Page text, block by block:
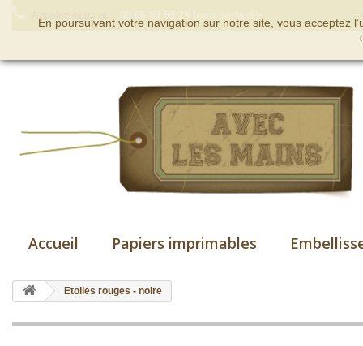
Accueil Papiers imprimables
Etoiles rouges - noire
En poursuivant votre navigation sur notre site, vous acceptez